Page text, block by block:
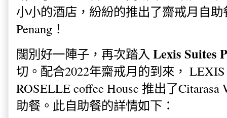
小小的酒店，紛紛的推出了齋戒月自助
Penang！
闊別好一陣子，再次踏入 Lexis Suites
切。配合2022年齋戒月的到來，
ROSELLE coffee House 推出了Citarasa
助餐。此自助餐的詳情如下：